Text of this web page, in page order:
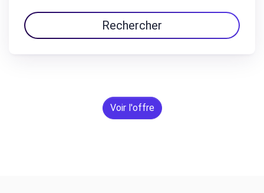
Rechercher
Voir l'offre